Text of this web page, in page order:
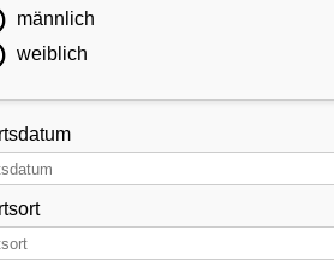
männlich
weiblich